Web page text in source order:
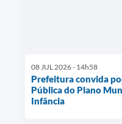
08 JUL 2026 - 14h58
Prefeitura convida
Pública do Plano
Infância